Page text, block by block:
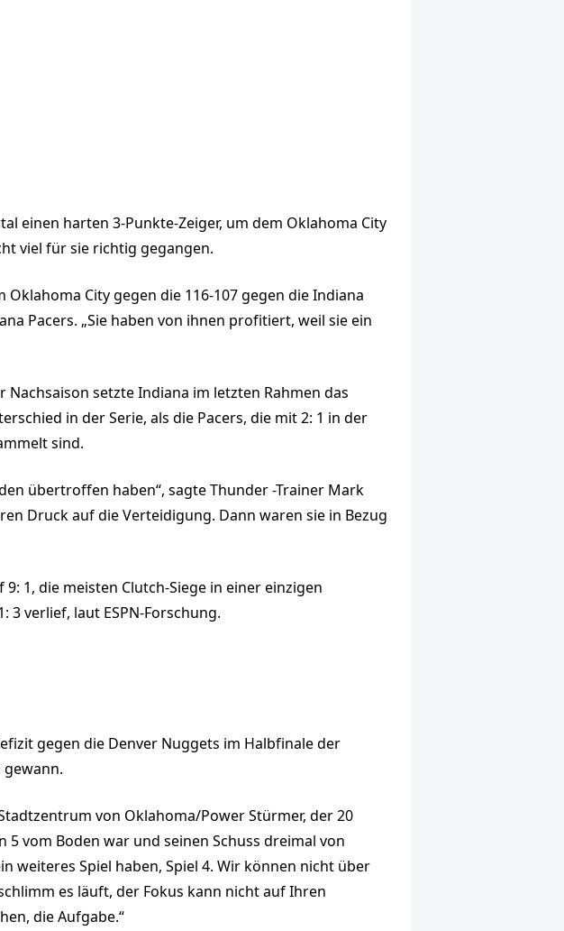
einen harten 3-Punkte-Zeiger, um dem Oklahoma City
viel für sie richtig gegangen.
City gegen die 116-107 gegen die Indiana
Pacers. „Sie haben von ihnen profitiert, weil sie ein
setzte Indiana im letzten Rahmen das
in der Serie, als die Pacers, die mit 2: 1 in der
sind.
übertroffen haben“, sagte Thunder -Trainer Mark
Druck auf die Verteidigung. Dann waren sie in Bezug
1, die meisten Clutch-Siege in einer einzigen
3 verlief, laut ESPN-Forschung.
gegen die Denver Nuggets im Halbfinale der
von Oklahoma/Power Stürmer, der 20
vom Boden war und seinen Schuss dreimal von
weiteres Spiel haben, Spiel 4. Wir können nicht über
es läuft, der Fokus kann nicht auf Ihren
die Aufgabe.“